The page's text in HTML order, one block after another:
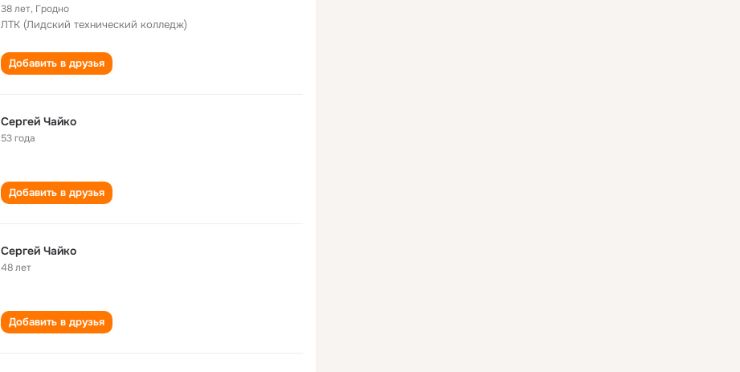
38 лет, Гродно
ЛТК (Лидский технический колледж)
Добавить в друзья
Сергей Чайко
53 года
Добавить в друзья
Сергей Чайко
48 лет
Добавить в друзья